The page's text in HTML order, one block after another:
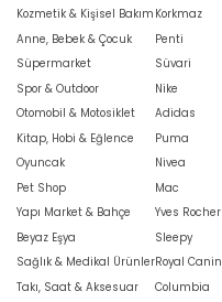
Kozmetik & Kişisel Bakım
Anne, Bebek & Çocuk
Süpermarket
Spor & Outdoor
Otomobil & Motosiklet
Kitap, Hobi & Eğlence
Oyuncak
Pet Shop
Yapı Market & Bahçe
Beyaz Eşya
Sağlık & Medikal Ürünler
Takı, Saat & Aksesuar
Korkmaz
Penti
Süvari
Nike
Adidas
Puma
Nivea
Mac
Yves Rocher
Sleepy
Royal Canin
Columbia